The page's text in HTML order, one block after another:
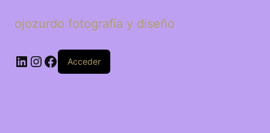
ojozurdo fotografia y diseño
LinkedIn
Instagram
Facebook
Acceder